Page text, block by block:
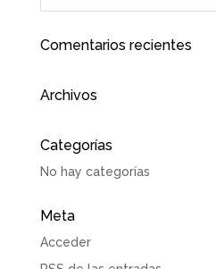
Comentarios recientes
Archivos
Categorías
No hay categorías
Meta
Acceder